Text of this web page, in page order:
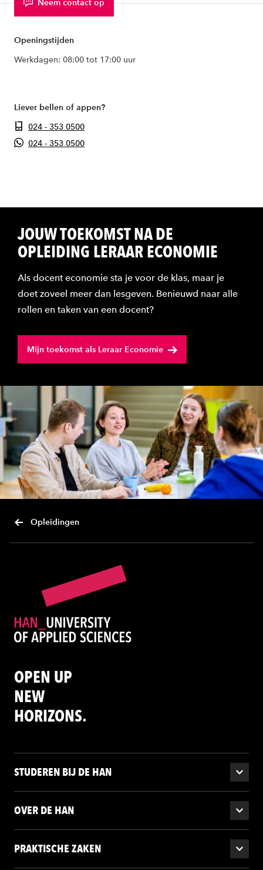
Neem contact op
Openingstijden
Werkdagen: 08:00 tot 17:00 uur
Liever bellen of appen?
024 - 353 0500
024 - 353 0500
JOUW TOEKOMST NA DE
OPLEIDING LERAAR ECONOMIE
Als docent economie sta je voor de klas, maar je
doet zoveel meer dan lesgeven. Benieuwd naar alle
rollen en taken van een docent?
Mijn toekomst als Leraar Economie
Opleidingen
OPEN UP
NEW
HORIZONS.
STUDEREN BIJ DE HAN
OVER DE HAN
PRAKTISCHE ZAKEN